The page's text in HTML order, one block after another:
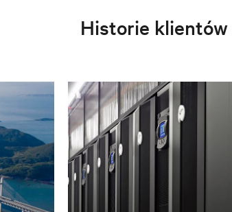
Historie